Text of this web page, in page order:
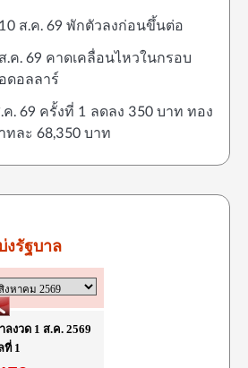
ส.ค. 69 พักตัวลงก่อนขึ้นต่อ
.ค. 69 คาดเคลื่อนไหวในกรอบ
ดอลลาร์
. 69 ครั้งที่ 1 ลดลง 350 บาท ทอง
ละ 68,350 บาท